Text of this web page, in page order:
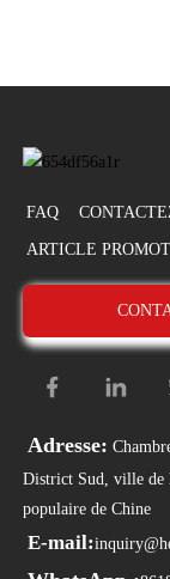
FAQ
ARTICLE
Adresse:
District Sud, ville de
populaire de Chine
E-mail: